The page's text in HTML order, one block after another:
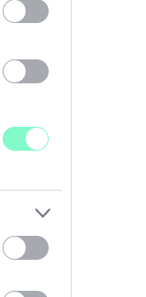
A „Zenélő piac” című
szeptember 7-én
a közönség a klasszikus